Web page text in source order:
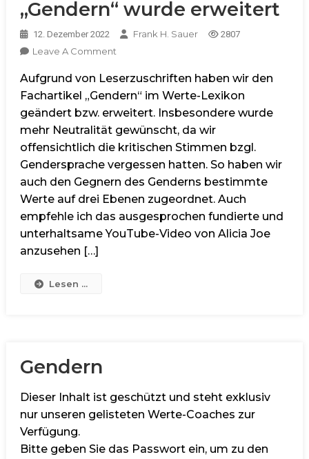
„Gendern“ wurde erweitert
12. Dezember 2022 Frank H. Sauer 2807
Leave A CommentOn
WELEX-
Artikel
„Gendern“
Wurde
Erweitert
Aufgrund von Leserzuschriften haben wir den
Fachartikel „Gendern“ im Werte-Lexikon
geändert bzw. erweitert. Insbesondere wurde
mehr Neutralität gewünscht, da wir
offensichtlich die kritischen Stimmen bzgl.
Gendersprache vergessen hatten. So haben wir
auch den Gegnern des Genderns bestimmte
Werte auf drei Ebenen zugeordnet. Auch
empfehle ich das ausgesprochen fundierte und
unterhaltsame YouTube-Video von Alicia Joe
anzusehen […]
Lesen ...
Gendern
Dieser Inhalt ist geschützt und steht exklusiv
nur unseren gelisteten Werte-Coaches zur
Verfügung.
Bitte geben Sie das Passwort ein, um zu den